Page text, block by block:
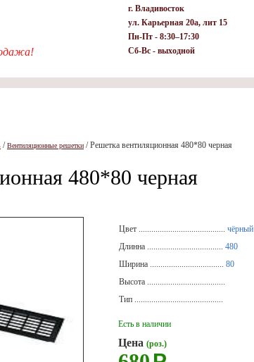
г. Владивосток
ул. Карьерная 20а, лит 15
Пн-Пт - 8:30–17:30
Сб-Вс - выходной
/Вентиляционные решетки /Решетка вентиляционная 480*80 черная
480*80 черная
Цвет ......................................... чёрный
Длинна .................................... 480
Ширина ................................... 80
Высота .....................................
Тип ..........................................
Есть в наличии
Цена (роз.)